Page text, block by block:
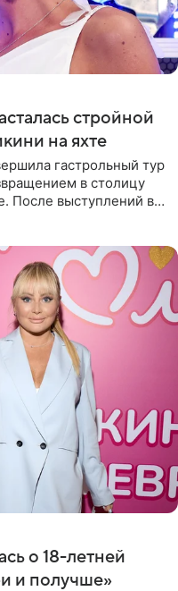
стройной
на яхте
гастрольный тур
в столицу
После выступлений в
о 18-летней
и получше»